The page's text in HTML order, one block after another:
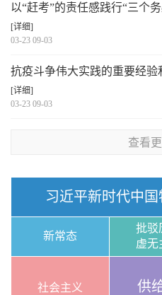
以“赶考”的责任感践行“三个
[详细]
03-23 09-03
抗疫斗争伟大实践的重要经验
[详细]
03-23 09-03
查看
习近平新时代中
新常态
批驳
虚无
社会主义
供